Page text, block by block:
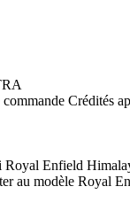
Crédités
Enfield
au modèle Royal